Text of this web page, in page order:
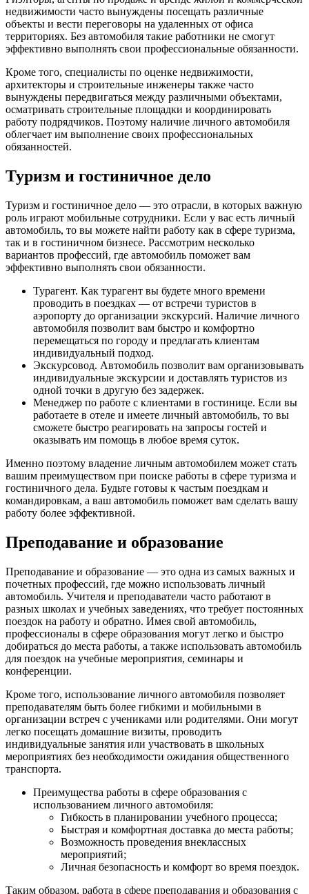
недвижимости часто вынуждены посещать различные
объекты и вести переговоры на удаленных от офиса
территориях. Без автомобиля такие работники не смогут
эффективно выполнять свои профессиональные обязанности.
Кроме того, специалисты по оценке недвижимости,
архитекторы и строительные инженеры также часто
вынуждены передвигаться между различными объектами,
осматривать строительные площадки и координировать
работу подрядчиков. Поэтому наличие личного автомобиля
облегчает им выполнение своих профессиональных
обязанностей.
Туризм и гостиничное дело
Туризм и гостиничное дело — это отрасли, в которых важную
роль играют мобильные сотрудники. Если у вас есть личный
автомобиль, то вы можете найти работу как в сфере туризма,
так и в гостиничном бизнесе. Рассмотрим несколько
вариантов профессий, где автомобиль поможет вам
эффективно выполнять свои обязанности.
Турагент. Как турагент вы будете много времени
проводить в поездках — от встречи туристов в
аэропорту до организации экскурсий. Наличие личного
автомобиля позволит вам быстро и комфортно
перемещаться по городу и предлагать клиентам
индивидуальный подход.
Экскурсовод. Автомобиль позволит вам организовывать
индивидуальные экскурсии и доставлять туристов из
одной точки в другую без задержек.
Менеджер по работе с клиентами в гостинице. Если вы
работаете в отеле и имеете личный автомобиль, то вы
сможете быстро реагировать на запросы гостей и
оказывать им помощь в любое время суток.
Именно поэтому владение личным автомобилем может стать
вашим преимуществом при поиске работы в сфере туризма и
гостиничного дела. Будьте готовы к частым поездкам и
командировкам, а ваш автомобиль поможет вам сделать вашу
работу более эффективной.
Преподавание и образование
Преподавание и образование — это одна из самых важных и
почетных профессий, где можно использовать личный
автомобиль. Учителя и преподаватели часто работают в
разных школах и учебных заведениях, что требует постоянных
поездок на работу и обратно. Имея свой автомобиль,
профессионалы в сфере образования могут легко и быстро
добираться до места работы, а также использовать автомобиль
для поездок на учебные мероприятия, семинары и
конференции.
Кроме того, использование личного автомобиля позволяет
преподавателям быть более гибкими и мобильными в
организации встреч с учениками или родителями. Они могут
легко посещать домашние визиты, проводить
индивидуальные занятия или участвовать в школьных
мероприятиях без необходимости ожидания общественного
транспорта.
Преимущества работы в сфере образования с
использованием личного автомобиля:
Гибкость в планировании учебного процесса;
Быстрая и комфортная доставка до места работы;
Возможность проведения внеклассных
мероприятий;
Личная безопасность и комфорт во время поездок.
Таким образом, работа в сфере преподавания и образования с